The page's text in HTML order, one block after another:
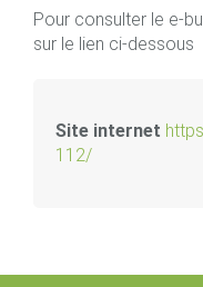
Pour consulter le e-
sur le lien ci-dessous
Site internet
112/